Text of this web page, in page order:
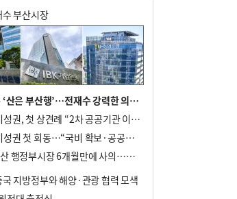
피 사이드카 43회 중 25회는 삼
이후 발생"
수 부산시장
與가 막은 ‘산은 부산행’…전재수 강력한 의지 표명 없인 공염불
전재수·이성권, 첫 상견례 “2차 공공기관 이전 초당 협력”(종합)
전재수·이성권 첫 회동…“국비 확보·공공기관 이전 협력”
김경덕 부산 행정부시장 6개월만에 사의…후임 인선 촉각
지방정부와 해양·관광 협력 모색